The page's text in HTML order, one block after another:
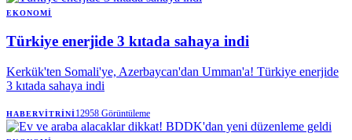
EKONOMI
Türkiye enerjide 3 kıtada sahaya indi
Kerkük'ten Somali'ye, Azerbaycan'dan Umman'a! Türkiye enerjide
3 kıtada sahaya indi
HABERVITRINI12958 Görüntüleme